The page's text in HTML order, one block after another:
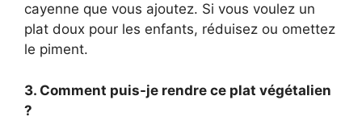
cayenne que vous ajoutez. Si vous voulez un
plat doux pour les enfants, réduisez ou omettez
le piment.
3. Comment puis-je rendre ce plat végétalien
?